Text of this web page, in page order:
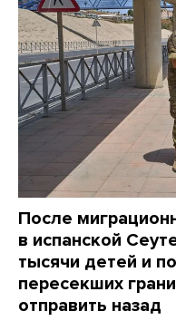
После
в испанской
тысячи детей и
пересекших
отправить назад